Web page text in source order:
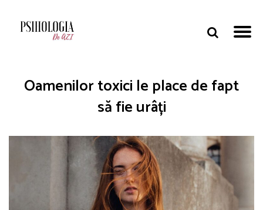
Oamenilor toxici le place de fapt
să fie urâți